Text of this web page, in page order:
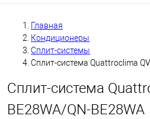
Главная
Кондиционеры
Сплит-системы
Сплит-система Quattroclima
Сплит-система
BE28WA/QN-BE28WA